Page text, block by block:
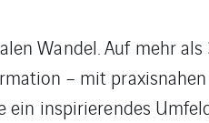
Wandel. Auf mehr
– mit
ein inspirierendes